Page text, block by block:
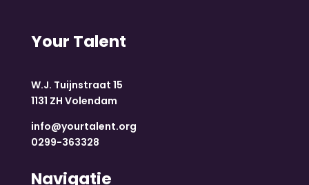
Your Talent
W.J. Tuijnstraat 15
1131 ZH Volendam
info@yourtalent.org
0299-363328
Navigatie